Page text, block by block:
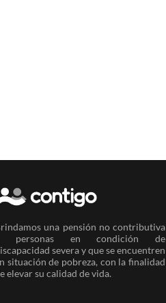
una pensión no contributiva
personas en condición de
severa y que se encuentren
situación de pobreza, con la finalidad
elevar su calidad de vida.